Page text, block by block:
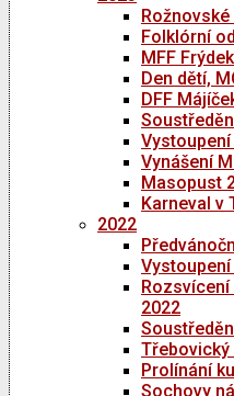
Folklórní
MFF
Den dětí,
DFF
Vystoupení
Vynášení
Masopust
Karneval v
2022
Vystoupení
2022
Třebovický
Prolínání
Sochovy